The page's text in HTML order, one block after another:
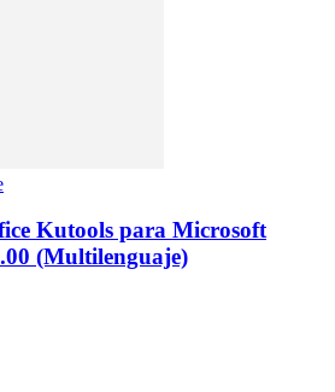
Kutools para Microsoft
(Multilenguaje)